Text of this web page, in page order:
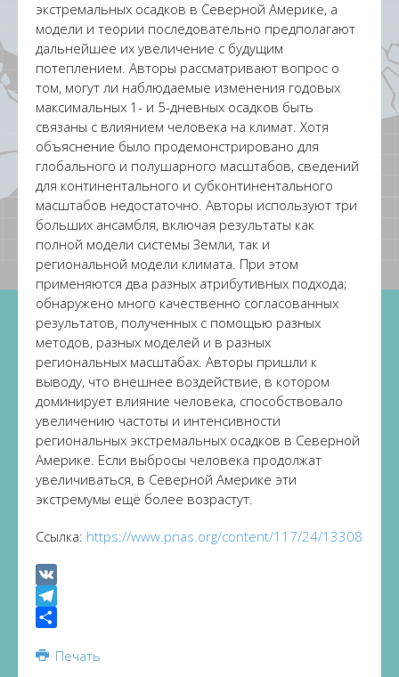
экстремальных осадков в Северной Америке, а
модели и теории последовательно предполагают
дальнейшее их увеличение с будущим
потеплением. Авторы рассматривают вопрос о
том, могут ли наблюдаемые изменения годовых
максимальных 1- и 5-дневных осадков быть
связаны с влиянием человека на климат. Хотя
объяснение было продемонстрировано для
глобального и полушарного масштабов, сведений
для континентального и субконтинентального
масштабов недостаточно. Авторы используют три
больших ансамбля, включая результаты как
полной модели системы Земли, так и
региональной модели климата. При этом
применяются два разных атрибутивных подхода;
обнаружено много качественно согласованных
результатов, полученных с помощью разных
методов, разных моделей и в разных
региональных масштабах. Авторы пришли к
выводу, что внешнее воздействие, в котором
доминирует влияние человека, способствовало
увеличению частоты и интенсивности
региональных экстремальных осадков в Северной
Америке. Если выбросы человека продолжат
увеличиваться, в Северной Америке эти
экстремумы ещё более возрастут.
Ссылка: https://www.pnas.org/content/117/24/13308
VK
Telegram
Печать